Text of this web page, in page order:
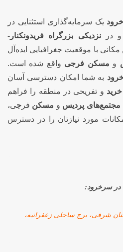
یک سرمایه‌گذاری استثنایی در
و درنزدیکی بزرگراه فریدونکنار-
با موقعیت جغرافیایی ایده‌آل
و مسکن فرجی واقع شده است.
به شما امکان دسترسی آسان
و تفریحی در منطقه را فراهم
مجتمع‌های پردیس و مسکن فر جی،
مورد نیازتان را در دسترس
در سرخرود:
شرقی، برج ساحلی زعفرانیه،